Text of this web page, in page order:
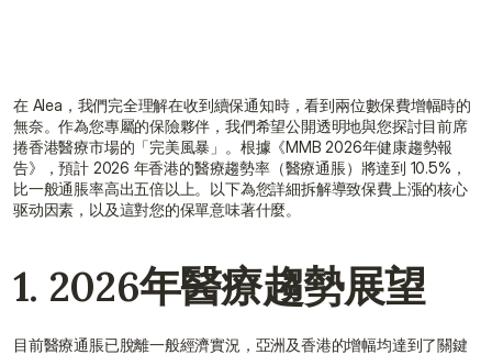
在 Alea，我們完全理解在收到續保通知時，看到兩位數保費增幅時的
無奈。作為您專屬的保險夥伴，我們希望公開透明地與您探討目前席
捲香港醫療市場的「完美風暴」。根據《MMB 2026年健康趨勢報
告》，預計 2026 年香港的醫療趨勢率（醫療通脹）將達到 10.5%，
比一般通脹率高出五倍以上。以下為您詳細拆解導致保費上漲的核心
驱动因素，以及這對您的保單意味著什麼。
1. 2026年醫療趨勢展望
目前醫療通脹已脫離一般經濟實況，亞洲及香港的增幅均達到了關鍵